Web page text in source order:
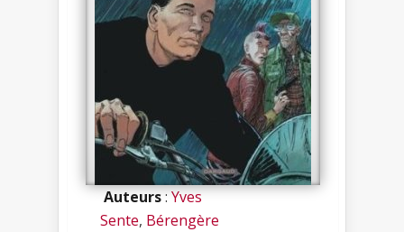
Auteurs:Yves
Sente, Bérengère